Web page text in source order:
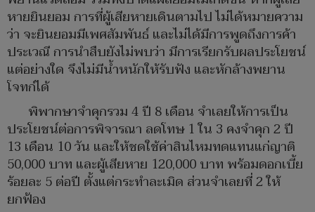
หายยินยอม การที่ผู้เสียหายเดินตามไป ไม่ได้หมายความ
ว่า จะยินยอมมีเพศสัมพันธ์ และไม่ได้มีการพูดถึงการค้า
ประเวณี การนำสืบยังไม่พบว่า มีการเรียกรับผลประโยชน์
แต่อย่างใด จึงไม่มีน้ำหนักให้รับฟัง และหักล้างพยาน
โจทก์ได้
พิพากษาจำคุกรวม 4 ปี 8 เดือน จำเลยให้การเป็น
ประโยชน์ต่อการพิจารณา ลดโทษ 1 ใน 3 คงจำคุก 2 ปี
13 เดือน 10 วัน และให้ชดใช้ค่าสินไหมทดแทนแก่ญาติ
50,000 บาท และผู้เสียหาย 120,000 บาท พร้อมดอกเบี้ย
ร้อยละ 5 ต่อปี ตั้งแต่กระทำละเมิด ส่วนจำเลยที่ 2 ให้
ยกฟ้อง